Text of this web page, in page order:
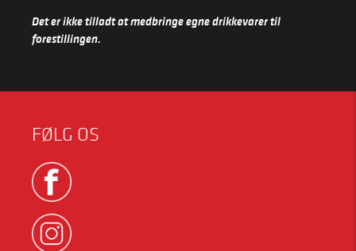
Det er ikke tilladt at medbringe egne drikkevarer til
forestillingen.
FØLG OS